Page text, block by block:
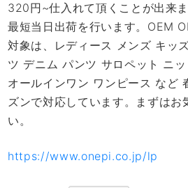
320円~仕入れて頂くことが出来
最短当日出荷を行います。OEM
対象は、レディース メンズ キッ
ツ デニム パンツ サロペット ニ
オールインワン ワンピース など
ズンで対応しています。まずはお
い。
https://www.onepi.co.jp/lp